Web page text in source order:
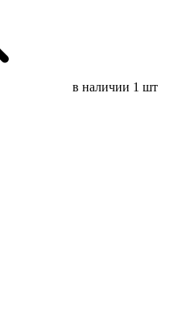
в наличии 1 шт